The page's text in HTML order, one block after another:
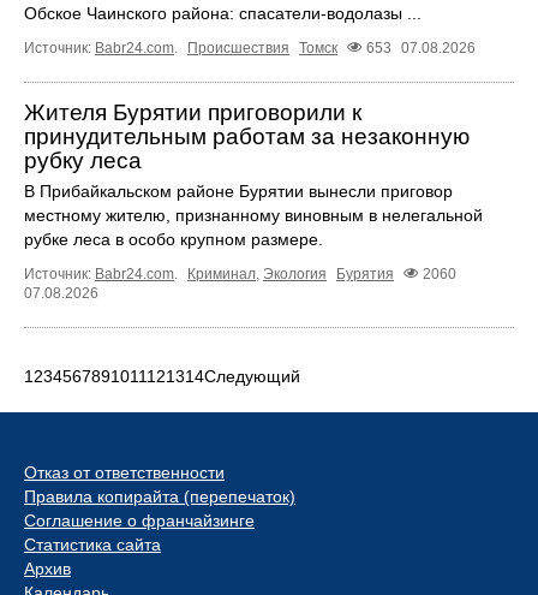
Обское Чаинского района: спасатели-водолазы ...
Источник: Babr24.com Происшествия Томск 653 07.08.2026
Жителя Бурятии приговорили к
принудительным работам за незаконную
рубку леса
В Прибайкальском районе Бурятии вынесли приговор
местному жителю, признанному виновным в нелегальной
рубке леса в особо крупном размере.
Источник: Babr24.com. Криминал, Экология Бурятия
2060
07.08.2026
1 234567891011121314Следующий
Отказ от ответственности
Правила копирайта (перепечаток)
Соглашение о франчайзинге
Статистика сайта
Архив